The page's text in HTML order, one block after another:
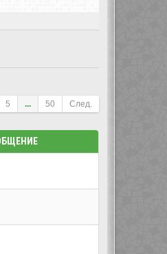
5 ... 50 След.